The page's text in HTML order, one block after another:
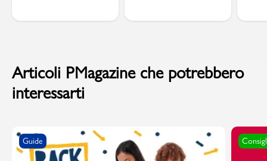
Articoli PMagazine che potrebbero
interessarti
Guide